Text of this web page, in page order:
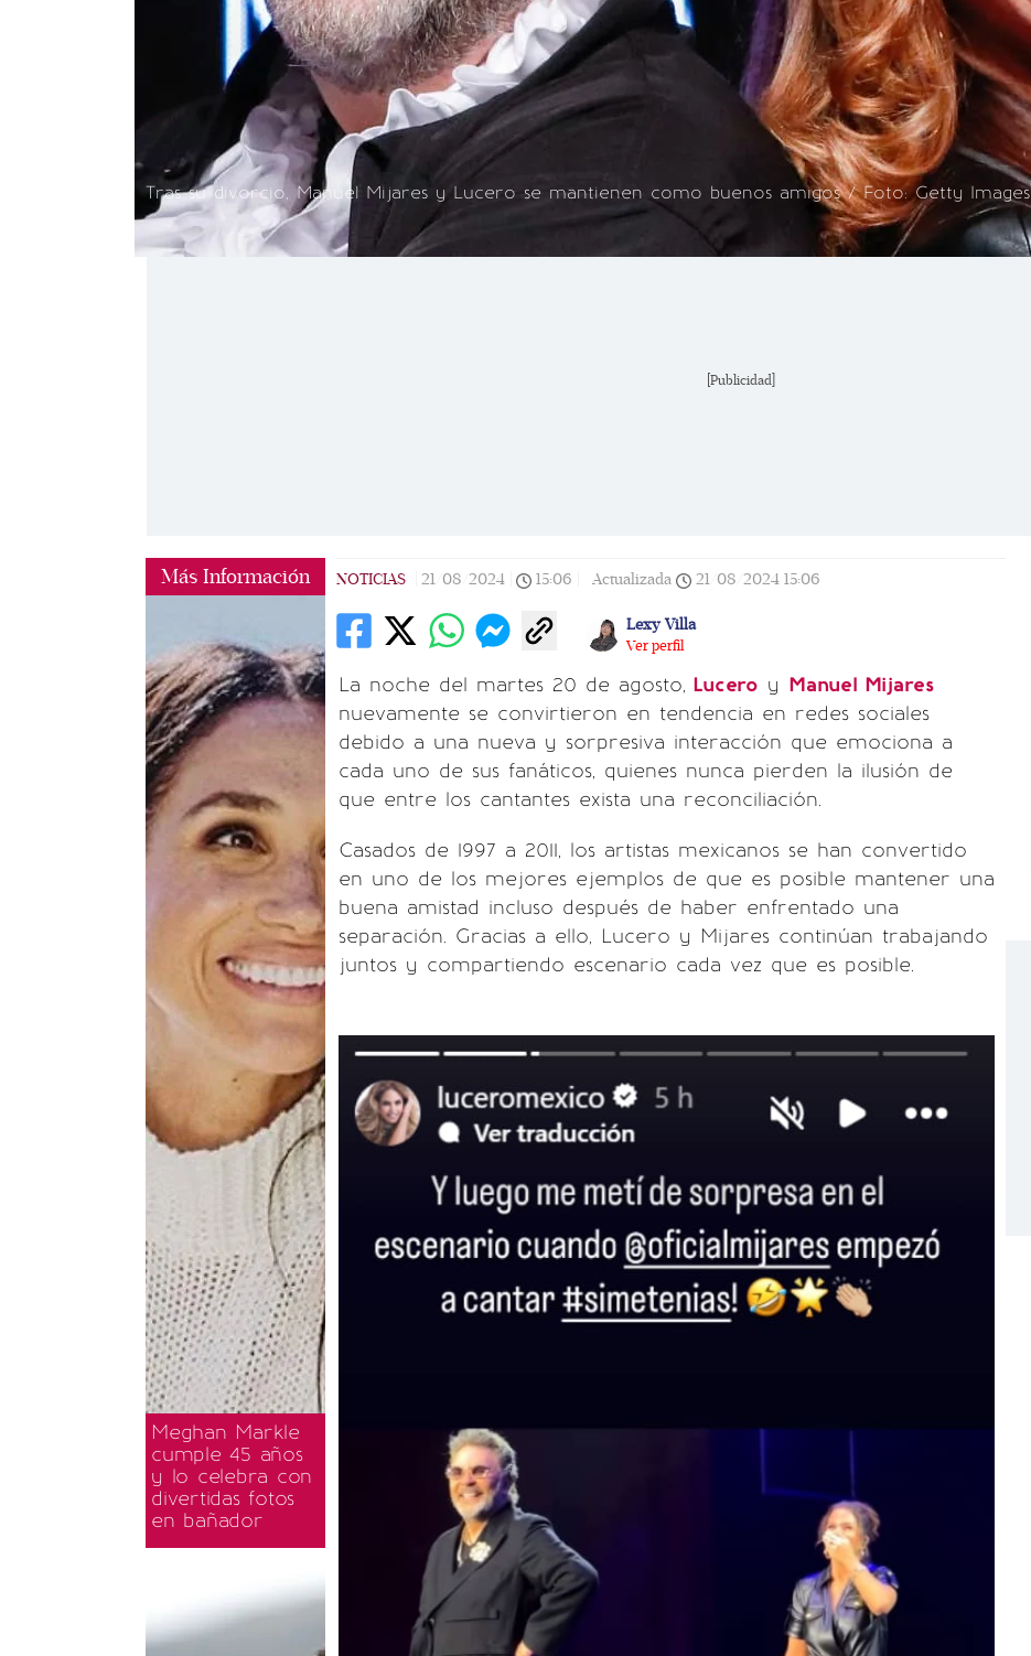
Tras su divorcio, Manuel Mijares y Lucero se mantienen como buenos amigos / Foto: Getty Images
[Publicidad]
Más Información
Meghan Markle
cumple 45 años
y lo celebra con
divertidas fotos
en bañador
NOTICIAS 21/08/2024 15:06 Actualizada 21/08/2024 15:06
Lexy Villa
Ver perfil
La noche del martes 20 de agosto, Lucero y Manuel Mijares
nuevamente se convirtieron en tendencia en redes sociales
debido a una nueva y sorpresiva interacción que emociona a
cada uno de sus fanáticos, quienes nunca pierden la ilusión de
que entre los cantantes exista una reconciliación.
Casados de 1997 a 2011, los artistas mexicanos se han convertido
en uno de los mejores ejemplos de que es posible mantener una
buena amistad incluso después de haber enfrentado una
separación. Gracias a ello, Lucero y Mijares continúan trabajando
juntos y compartiendo escenario cada vez que es posible.